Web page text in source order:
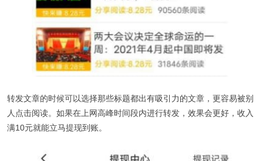
转发文章的时候可以选择那些标题都出有吸引力的文章，更容易被别
人点击阅读。如果在上网高峰时间段内进行转发，效果会更好，收入
满10元就能立马提现到账。